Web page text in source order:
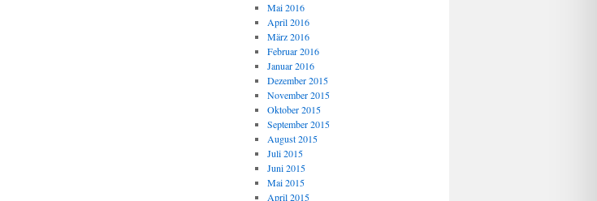
Mai 2016
April 2016
März 2016
Februar 2016
Januar 2016
Dezember 2015
November 2015
Oktober 2015
September 2015
August 2015
Juli 2015
Juni 2015
Mai 2015
April 2015